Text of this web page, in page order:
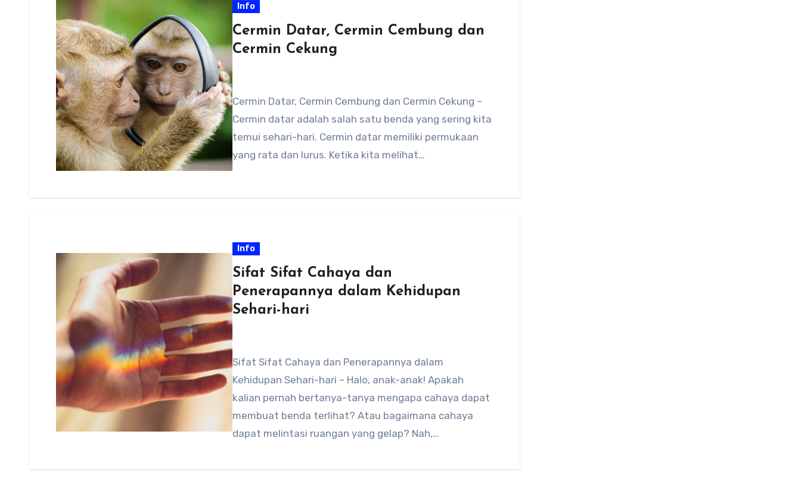
Info
Cermin Datar, Cermin Cembung dan
Cermin Cekung
Cermin Datar, Cermin Cembung dan Cermin Cekung –
Cermin datar adalah salah satu benda yang sering kita
temui sehari-hari. Cermin datar memiliki permukaan
yang rata dan lurus. Ketika kita melihat…
Info
Sifat Sifat Cahaya dan
Penerapannya dalam Kehidupan
Sehari-hari
Sifat Sifat Cahaya dan Penerapannya dalam
Kehidupan Sehari-hari – Halo, anak-anak! Apakah
kalian pernah bertanya-tanya mengapa cahaya dapat
membuat benda terlihat? Atau bagaimana cahaya
dapat melintasi ruangan yang gelap? Nah,…